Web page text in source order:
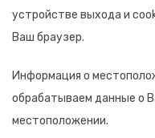
устройстве выхода и
Ваш браузер.
Информация о
обрабатываем данные о
местоположении.